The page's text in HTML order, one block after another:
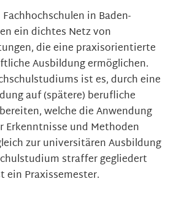
in Baden-
ein dichtes Netz von
die eine praxisorientierte
Ausbildung ermöglichen.
ist es, durch eine
auf (spätere) berufliche
welche die Anwendung
Erkenntnisse und Methoden
zur universitären Ausbildung
straffer gegliedert
ein Praxissemester.